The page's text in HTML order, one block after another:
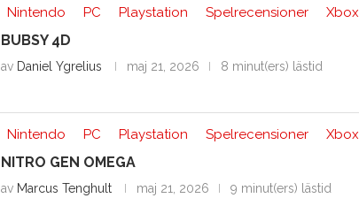
Nintendo PC Playstation Spelrecensioner Xbox
BUBSY 4D
av Daniel Ygrelius maj 21, 2026 8 minut(ers) lästid
Nintendo PC Playstation Spelrecensioner Xbox
NITRO GEN OMEGA
av Marcus Tenghult maj 21, 2026 9 minut(ers) lästid